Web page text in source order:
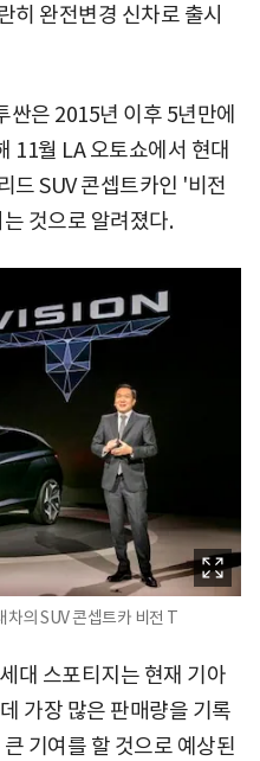
히 완전변경 신차로 출시
싼은 2015년 이후 5년만에
11월 LA 오토쇼에서 현대
드 SUV 콘셉트카인 '비전
것으로 알려졌다.
의 SUV 콘셉트카 비전 T
대 스포티지는 현재 기아
가장 많은 판매량을 기록
기여를 할 것으로 예상된